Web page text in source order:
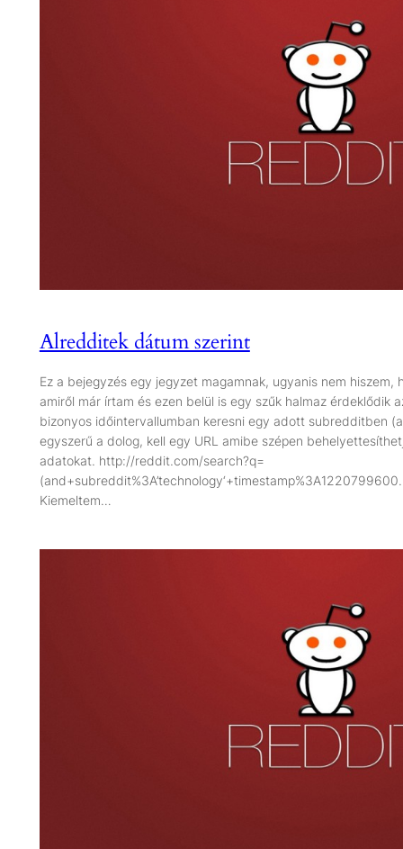
Alredditek dátum szerint
Ez a bejegyzés egy jegyzet magamnak, ugyanis nem hiszem,
amiről már írtam és ezen belül is egy szűk halmaz érdeklődik
bizonyos időintervallumban keresni egy adott subredditben
egyszerű a dolog, kell egy URL amibe szépen
adatokat. http://reddit.com/search?q=
Kiemeltem…